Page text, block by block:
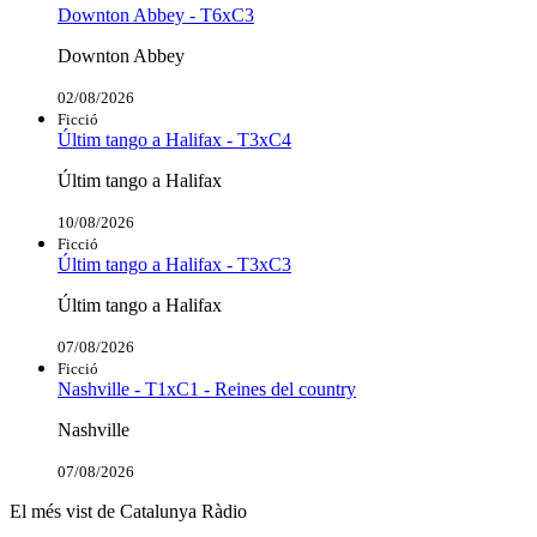
Downton Abbey - T6xC3
Downton Abbey
02/08/2026
Ficció
Últim tango a Halifax - T3xC4
Últim tango a Halifax
10/08/2026
Ficció
Últim tango a Halifax - T3xC3
Últim tango a Halifax
07/08/2026
Ficció
Nashville - T1xC1 - Reines del country
Nashville
07/08/2026
El més vist de Catalunya Ràdio